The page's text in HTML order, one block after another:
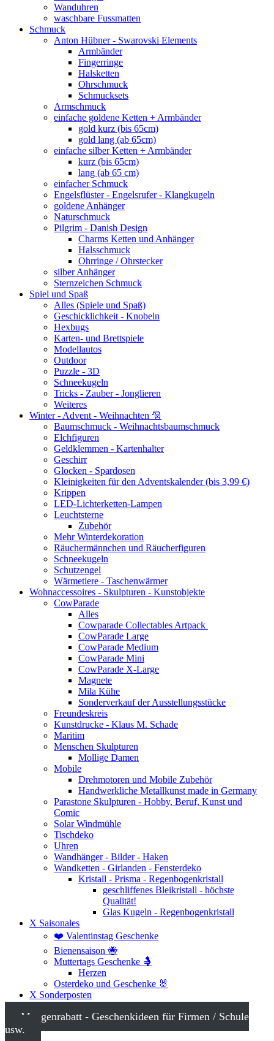
Wanduhren
waschbare Fussmatten
Schmuck
Anton Hübner - Swarovski Elements
Armbänder
Fingerringe
Halsketten
Ohrschmuck
Schmucksets
Armschmuck
einfache goldene Ketten + Armbänder
gold kurz (bis 65cm)
gold lang (ab 65cm)
einfache silber Ketten + Armbänder
kurz (bis 65cm)
lang (ab 65 cm)
einfacher Schmuck
Engelsflüster - Engelsrufer - Klangkugeln
goldene Anhänger
Naturschmuck
Pilgrim - Danish Design
Charms Ketten und Anhänger
Halsschmuck
Ohrringe / Ohrstecker
silber Anhänger
Sternzeichen Schmuck
Spiel und Spaß
Alles (Spiele und Spaß)
Geschicklichkeit - Knobeln
Hexbugs
Karten- und Brettspiele
Modellautos
Outdoor
Puzzle - 3D
Schneekugeln
Tricks - Zauber - Jonglieren
Weiteres
Winter - Advent - Weihnachten 🎅
Baumschmuck - Weihnachtsbaumschmuck
Elchfiguren
Geldklemmen - Kartenhalter
Geschirr
Glocken - Spardosen
Kleinigkeiten für den Adventskalender (bis 3,99 €)
Krippen
LED-Lichterketten-Lampen
Leuchtsterne
Zubehör
Mehr Winterdekoration
Räuchermännchen und Räucherfiguren
Schneekugeln
Schutzengel
Wärmetiere - Taschenwärmer
Wohnaccessoires - Skulpturen - Kunstobjekte
CowParade
Alles
Cowparade Collectables Artpack
CowParade Large
CowParade Medium
CowParade Mini
CowParade X-Large
Magnete
Mila Kühe
Sonderverkauf der Ausstellungsstücke
Freundeskreis
Kunstdrucke - Klaus M. Schade
Maritim
Menschen Skulpturen
Mollige Damen
Mobile
Drehmotoren und Mobile Zubehör
Handwerkliche Metallkunst made in Germany
Parastone Skulpturen - Hobby, Beruf, Kunst und
Comic
Solar Windmühle
Tischdeko
Uhren
Wandhänger - Bilder - Haken
Wandketten - Girlanden - Fensterdeko
Kristall - Prisma - Regenbogenkristall
geschliffenes Bleikristall - höchste
Qualität!
Glas Kugeln - Regenbogenkristall
X Saisonales
❤️ Valentinstag Geschenke
Bienensaison 🐝
Muttertags Geschenke 🤱
Herzen
Osterdeko und Geschenke 🐰
X Sonderposten
Mengenrabatt - Geschenkideen für Firmen / Schule
usw.